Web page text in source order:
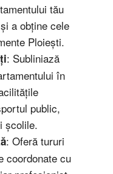
tău
a obține cele
Ploiești.
: Subliniază
în
public,
școlile.
: Oferă tururi
coordonate cu